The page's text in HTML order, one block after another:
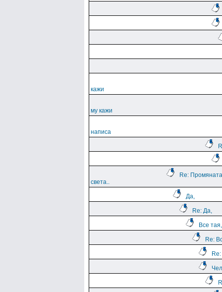
кажи
му кажи
написа
Re:
света..
Да,
Re: Да,
Все тая,
Re: